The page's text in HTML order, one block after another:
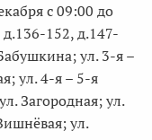
с 09:00 до
152, д.147-
ул. 3-я –
ул. 4-я – 5-я
Загородная; ул.
ул.